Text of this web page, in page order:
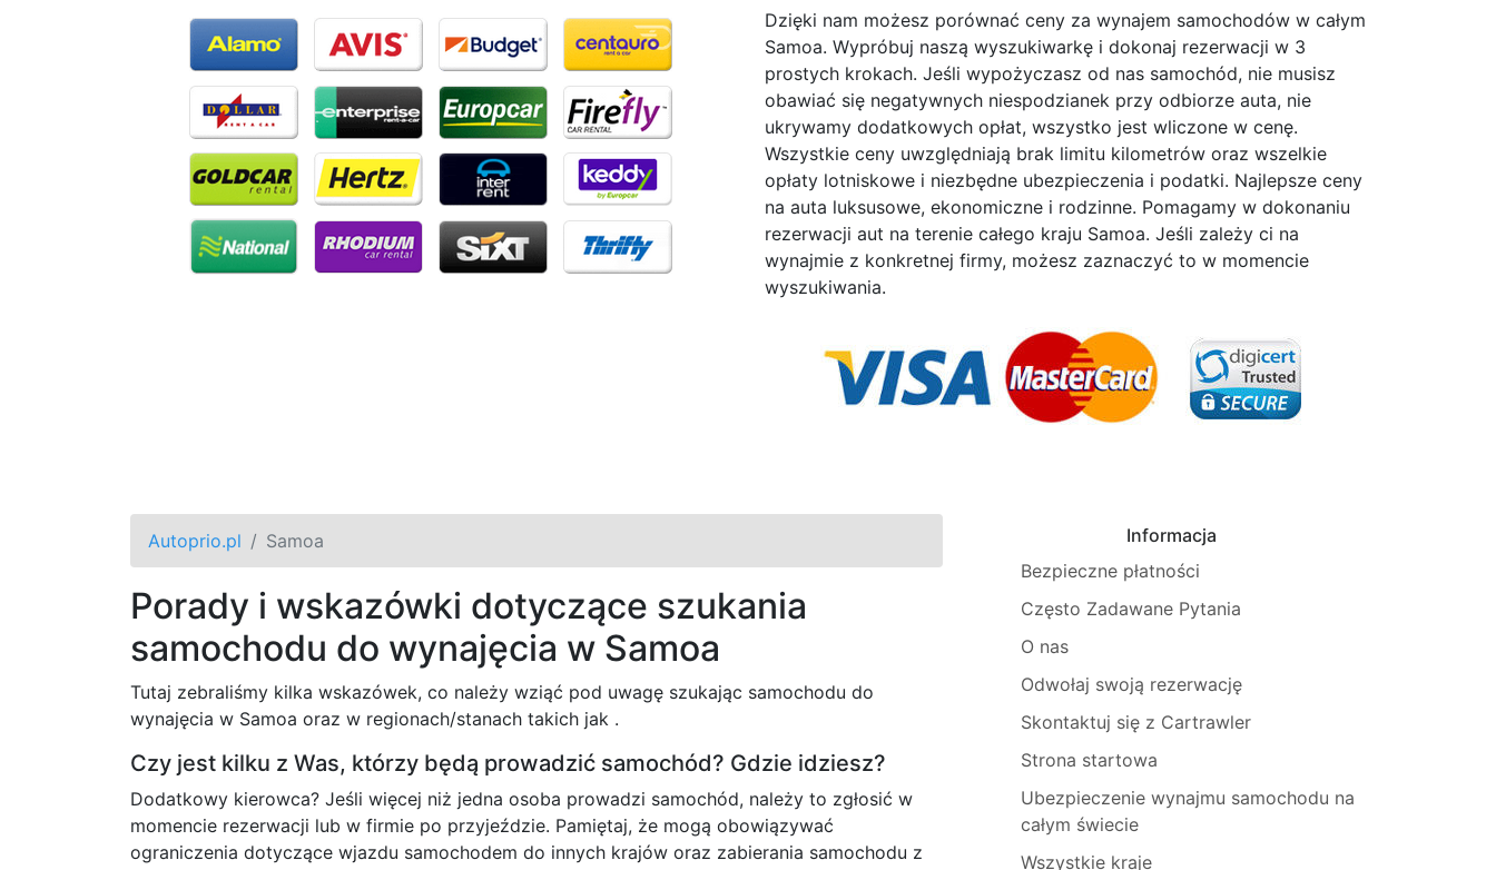
Dzięki nam możesz porównać ceny za wynajem samochodów w całym
Samoa. Wypróbuj naszą wyszukiwarkę i dokonaj rezerwacji w 3
prostych krokach. Jeśli wypożyczasz od nas samochód, nie musisz
obawiać się negatywnych niespodzianek przy odbiorze auta, nie
ukrywamy dodatkowych opłat, wszystko jest wliczone w cenę.
Wszystkie ceny uwzględniają brak limitu kilometrów oraz wszelkie
opłaty lotniskowe i niezbędne ubezpieczenia i podatki. Najlepsze ceny
na auta luksusowe, ekonomiczne i rodzinne. Pomagamy w dokonaniu
rezerwacji aut na terenie całego kraju Samoa. Jeśli zależy ci na
wynajmie z konkretnej firmy, możesz zaznaczyć to w momencie
wyszukiwania.
Autoprio.pl Samoa
Porady i wskazówki dotyczące szukania
samochodu do wynajęcia w Samoa
Tutaj zebraliśmy kilka wskazówek, co należy wziąć pod uwagę szukając samochodu do
wynajęcia w Samoa oraz w regionach/stanach takich jak .
Czy jest kilku z Was, którzy będą prowadzić samochód? Gdzie idziesz?
Dodatkowy kierowca? Jeśli więcej niż jedna osoba prowadzi samochód, należy to zgłosić w
momencie rezerwacji lub w firmie po przyjeździe. Pamiętaj, że mogą obowiązywać
ograniczenia dotyczące wjazdu samochodem do innych krajów oraz zabierania samochodu z
Informacja
Bezpieczne płatności
Często Zadawane Pytania
O nas
Odwołaj swoją rezerwację
Skontaktuj się z Cartrawler
Strona startowa
Ubezpieczenie wynajmu samochodu na
całym świecie
Wszystkie kraje